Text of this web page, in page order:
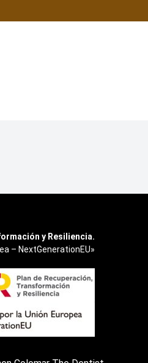
y Resiliencia.
– NextGenerationEU»